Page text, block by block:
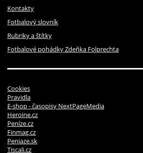
Kontakty
Fotbalový slovník
Rubriky a štítky
Fotbalové pohádky Zdeňka Folprechta
Cookies
Pravidla
E-shop - časopisy NextPageMedia
Heroine.cz
Peníze.cz
Finmag.cz
Peniaze.sk
Tiscali.cz